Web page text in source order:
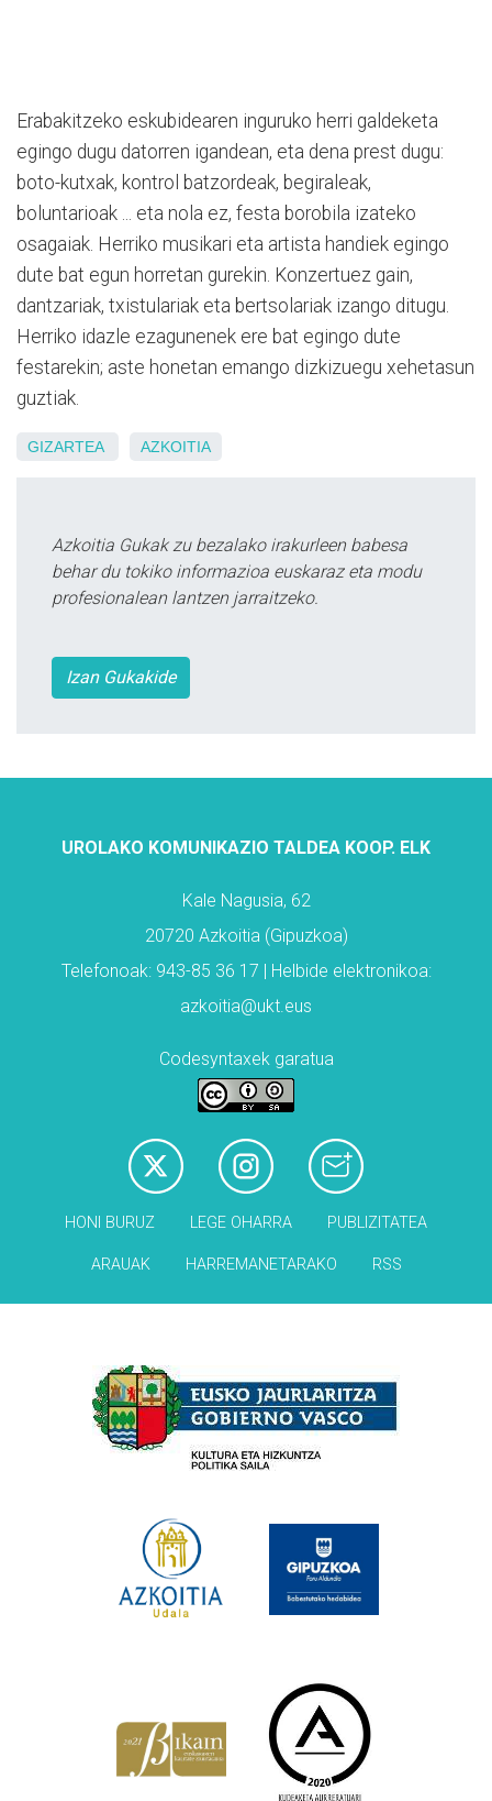
Erabakitzeko eskubidearen inguruko herri galdeketa
egingo dugu datorren igandean, eta dena prest dugu:
boto-kutxak, kontrol batzordeak, begiraleak,
boluntarioak ... eta nola ez, festa borobila izateko
osagaiak. Herriko musikari eta artista handiek egingo
dute bat egun horretan gurekin. Konzertuez gain,
dantzariak, txistulariak eta bertsolariak izango ditugu.
Herriko idazle ezagunenek ere bat egingo dute
festarekin; aste honetan emango dizkizuegu xehetasun
guztiak.
GIZARTEA AZKOITIA
Azkoitia Gukak zu bezalako irakurleen babesa
behar du tokiko informazioa euskaraz eta modu
profesionalean lantzen jarraitzeko.
Izan Gukakide
UROLAKO KOMUNIKAZIO TALDEA KOOP. ELK
Kale Nagusia, 62
20720 Azkoitia (Gipuzkoa)
Telefonoak: 943-85 36 17 | Helbide elektronikoa:
azkoitia@ukt.eus
Codesyntaxek garatua
HONI BURUZ LEGE OHARRA PUBLIZITATEA
ARAUAK HARREMANETARAKO RSS